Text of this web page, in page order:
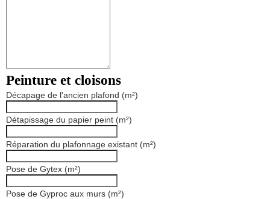
Peinture et cloisons
Décapage de l'ancien plafond (m²)
Détapissage du papier peint (m²)
Réparation du plafonnage existant (m²)
Pose de Gytex (m²)
Pose de Gyproc aux murs (m²)